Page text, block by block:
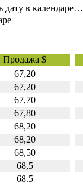
…
Продажа $
67,20
67,20
67,70
67,80
68,20
68,20
68,50
68,5
68.5